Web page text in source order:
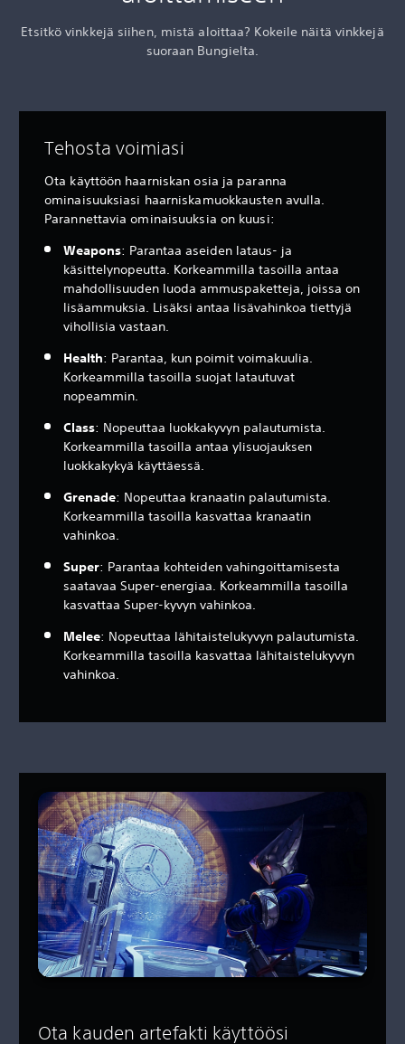
Etsitkö vinkkejä siihen, mistä aloittaa? Kokeile näitä vinkkejä
suoraan Bungielta.
Tehosta voimiasi
Ota käyttöön haarniskan osia ja paranna
ominaisuuksiasi haarniskamuokkausten avulla.
Parannettavia ominaisuuksia on kuusi:
Weapons: Parantaa aseiden lataus- ja
käsittelynopeutta. Korkeammilla tasoilla antaa
mahdollisuuden luoda ammuspaketteja, joissa on
lisäammuksia. Lisäksi antaa lisävahinkoa tiettyjä
vihollisia vastaan.
Health: Parantaa, kun poimit voimakuulia.
Korkeammilla tasoilla suojat latautuvat
nopeammin.
Class: Nopeuttaa luokkakyvyn palautumista.
Korkeammilla tasoilla antaa ylisuojauksen
luokkakykyä käyttäessä.
Grenade: Nopeuttaa kranaatin palautumista.
Korkeammilla tasoilla kasvattaa kranaatin
vahinkoa.
Super: Parantaa kohteiden vahingoittamisesta
saatavaa Super-energiaa. Korkeammilla tasoilla
kasvattaa Super-kyvyn vahinkoa.
Melee: Nopeuttaa lähitaistelukyvyn palautumista.
Korkeammilla tasoilla kasvattaa lähitaistelukyvyn
vahinkoa.
Ota kauden artefakti käyttöösi